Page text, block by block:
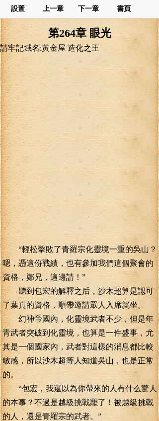
設置 上一章 下一章 書頁
第264章 眼光
請牢記域名:黃金屋 造化之王
“輕松擊敗了青羅宗化靈境一重的吳山？
嗯，憑這份戰績，也有參加我們這個聚會的
資格，鄭兄，這邊請！”
聽到包宏的解釋之后，沙木超算是認可
了葉真的資格，順帶邀請眾人入席就坐。
幻神帝國內，化靈境武者不少，但是年
青武者突破到化靈境，也算是一件盛事，尤
其是一個國家內，武者對這樣的消息都比較
敏感，所以沙木超等人知道吳山，也是正常
的。
“包宏，我還以為你帶來的人有什么驚人
的本事？不過是越級挑戰罷了！被越級挑戰
的人，還是青羅宗的武者。”